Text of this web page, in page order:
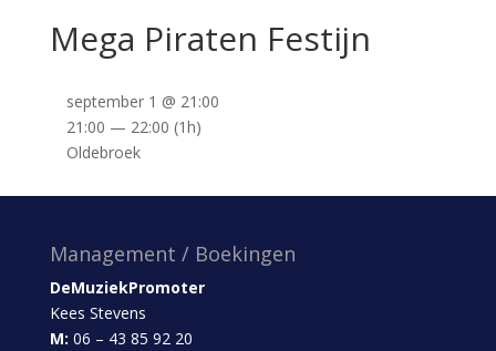
Mega Piraten Festijn
september 1 @ 21:00
21:00 — 22:00 (1h)
Oldebroek
Management / Boekingen
DeMuziekPromoter
Kees Stevens
M: 06 – 43 85 92 20